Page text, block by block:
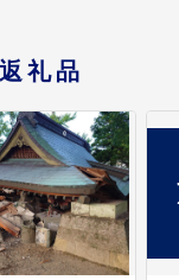
礼品